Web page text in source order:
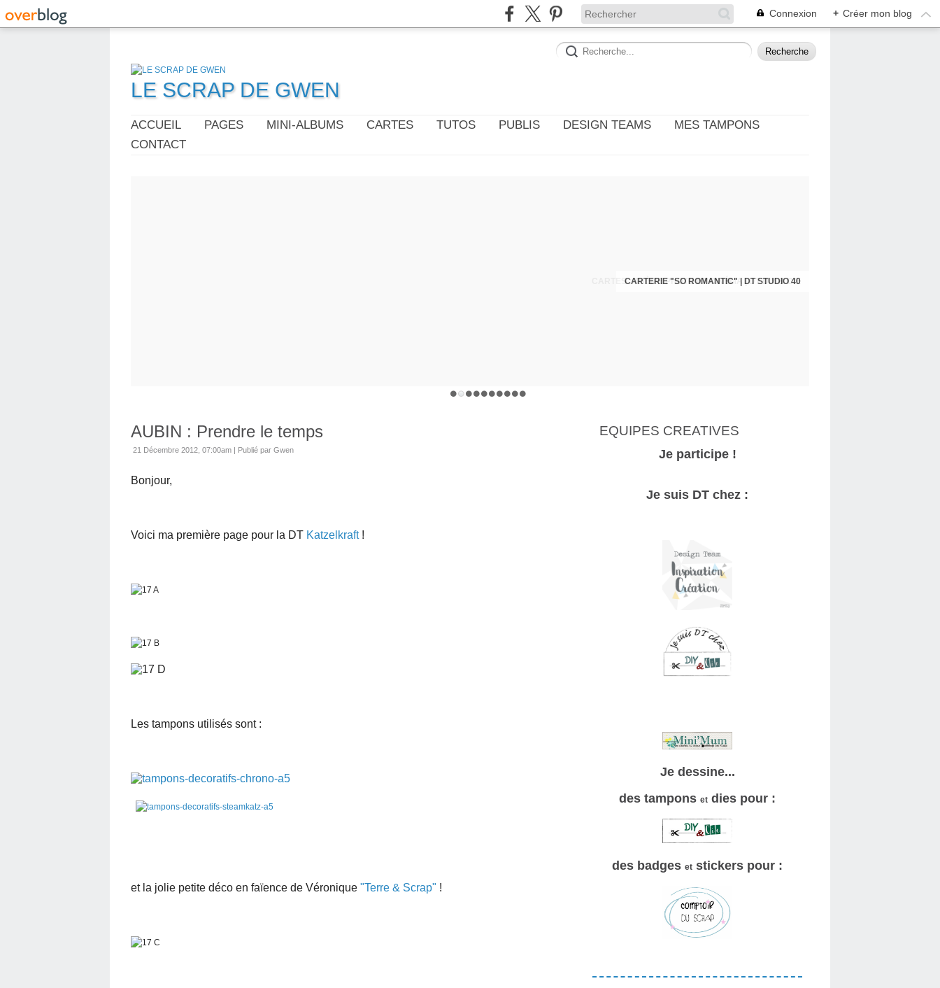
Connexion + Créer mon blog
LE SCRAP DE GWEN
ACCUEIL PAGES MINI-ALBUMS CARTES TUTOS PUBLIS DESIGN TEAMS
MES TAMPONS
CONTACT
CARTERIE "SO ROMANTIC" | DT STUDIO 40
CARTES : THÈME PHOTO ET CINÉMA | DT DIY & CIE
AUBIN : Prendre le temps
21 Décembre 2012, 07:00am | Publié par Gwen
Bonjour,
Voici ma première page pour la DT Katzelkraft!
Les tampons utilisés sont :
et la jolie petite déco en faïence de Véronique "Terre & Scrap" !
EQUIPES CREATIVES
Je participe !
Je suis DT chez :
Je dessine...
des tampons et dies pour :
des badges et stickers pour :